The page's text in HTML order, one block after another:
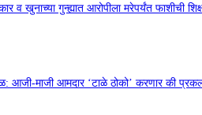
व खुनाच्या गुन्ह्यात आरोपीला मरेपर्यंत फाशीची
आजी-माजी आमदार ‘टाळे ठोको’ करणार की